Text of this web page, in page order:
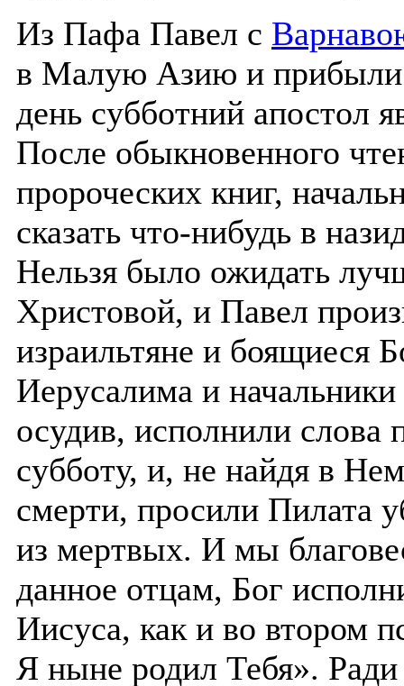
Из Пафа Павел с
в Малую Азию и
день субботний апостол
После обыкновенного
пророческих книг,
сказать что-нибудь в
Нельзя было ожидать
Христовой, и Павел
израильтяне и боящиеся
Иерусалима и
осудив, исполнили
субботу, и, не найдя в
смерти, просили Пилата
из мертвых. И мы
данное отцам, Бог
Иисуса, как и во втором
Я ныне родил Тебя».